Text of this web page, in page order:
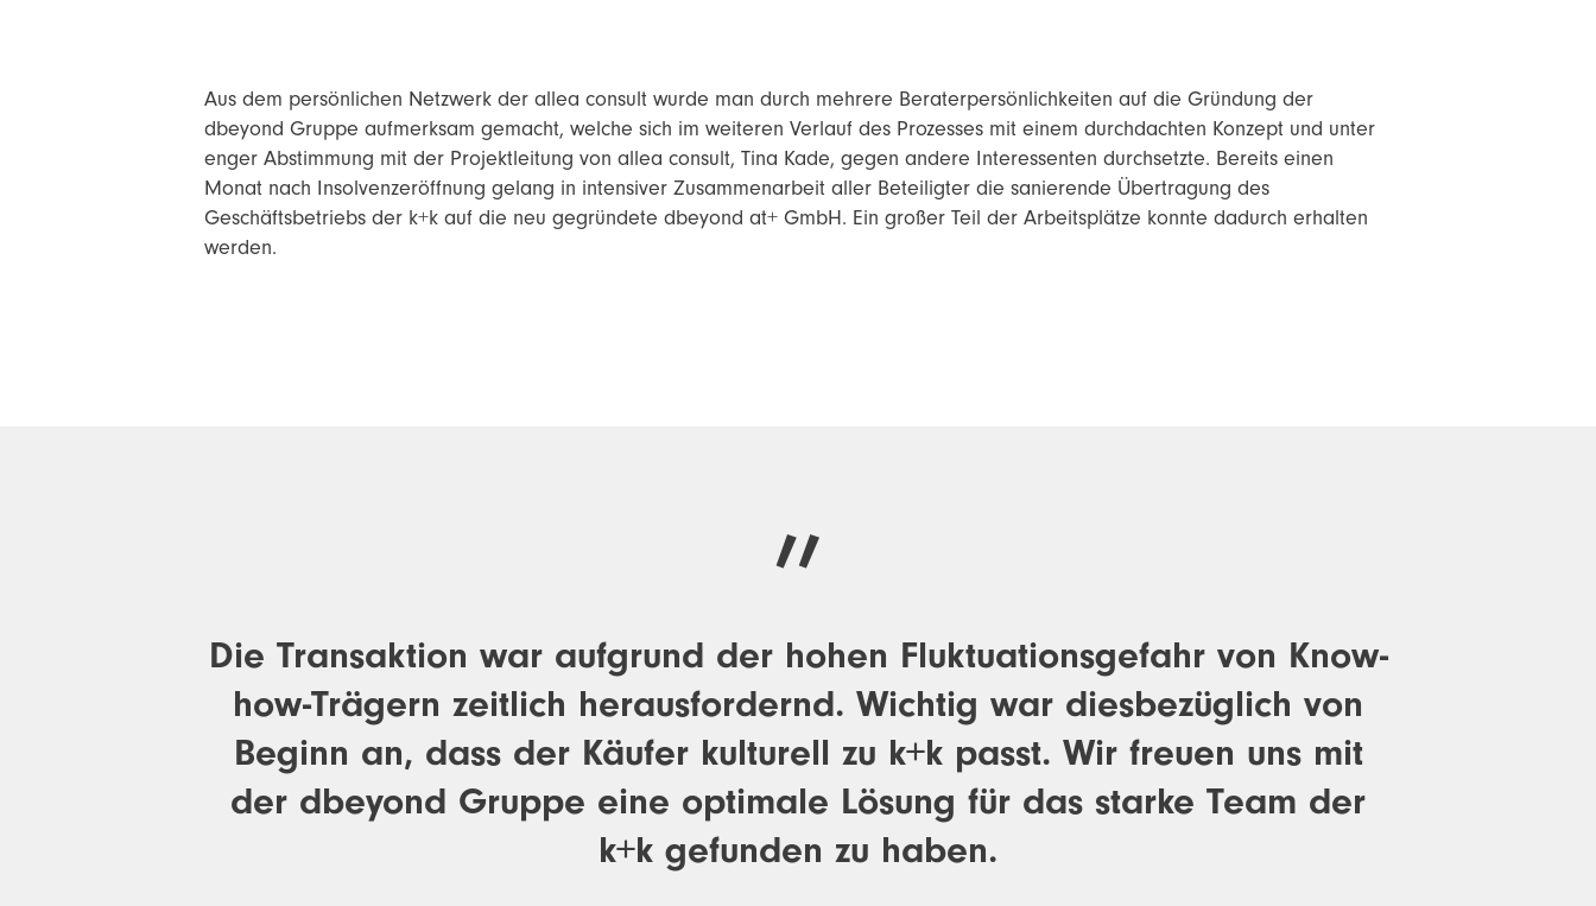
Aus dem persönlichen Netzwerk der allea consult wurde man durch mehrere Beraterpersönlichkeiten auf die Gründung der
dbeyond Gruppe aufmerksam gemacht, welche sich im weiteren Verlauf des Prozesses mit einem durchdachten Konzept und unter
enger Abstimmung mit der Projektleitung von allea consult, Tina Kade, gegen andere Interessenten durchsetzte. Bereits einen
Monat nach Insolvenzeröffnung gelang in intensiver Zusammenarbeit aller Beteiligter die sanierende Übertragung des
Geschäftsbetriebs der k+k auf die neu gegründete dbeyond at+ GmbH. Ein großer Teil der Arbeitsplätze konnte dadurch erhalten
werden.
Die Transaktion war aufgrund der hohen Fluktuationsgefahr von Know-
how-Trägern zeitlich herausfordernd. Wichtig war diesbezüglich von
Beginn an, dass der Käufer kulturell zu k+k passt. Wir freuen uns mit
der dbeyond Gruppe eine optimale Lösung für das starke Team der
k+k gefunden zu haben.